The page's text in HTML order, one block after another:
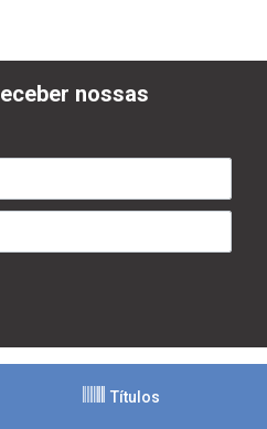
nossas
Títulos